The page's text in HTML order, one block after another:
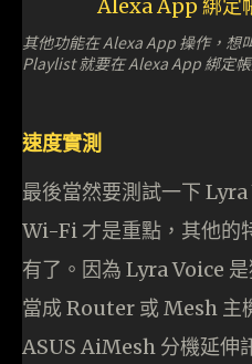
其他功能在 Alexa App 操作，想
Playlist 就要在 Alexa App 綁定帳
速度實測
最後當然要測試一下
Wi-Fi 才是重點，其他的
有了。因為 Lyra Voice
當成 Router 或 Mesh 主
ASUS AiMesh 分機延伸